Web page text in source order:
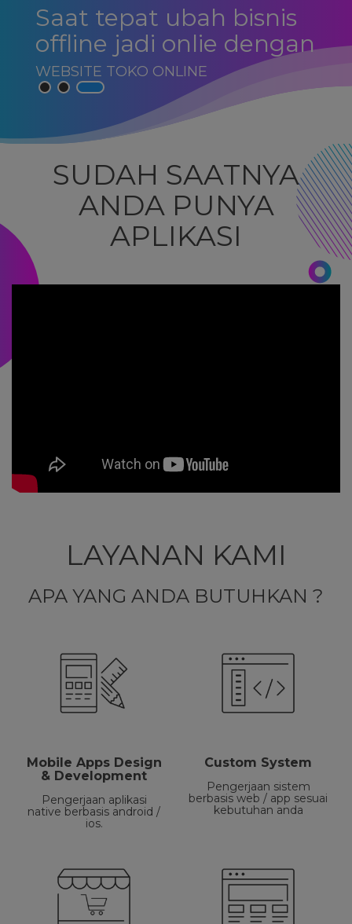
Saat tepat ubah bisnis
offline jadi onlie dengan
WEBSITE TOKO ONLINE
SUDAH SAATNYA
ANDA PUNYA
APLIKASI
LAYANAN KAMI
APA YANG ANDA BUTUHKAN ?
Mobile Apps Design
& Development
Pengerjaan aplikasi
native berbasis android /
ios.
Custom System
Pengerjaan sistem
berbasis web / app sesuai
kebutuhan anda